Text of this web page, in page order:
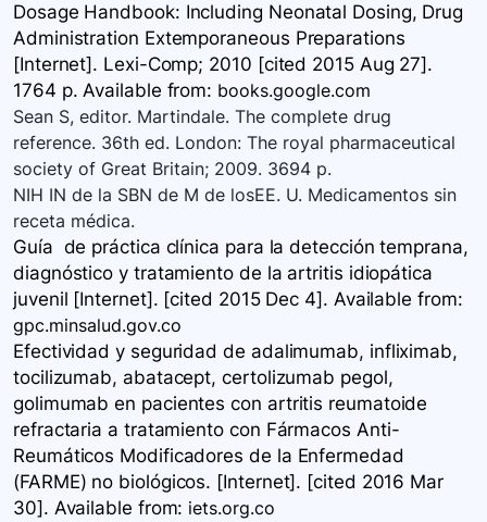
Dosage Handbook: Including Neonatal Dosing, Drug
Administration Extemporaneous Preparations
[Internet]. Lexi-Comp; 2010 [cited 2015 Aug 27].
1764 p. Available from: books.google.com
Sean S, editor. Martindale. The complete drug
reference. 36th ed. London: The royal pharmaceutical
society of Great Britain; 2009. 3694 p.
NIH IN de la SBN de M de losEE. U. Medicamentos sin
receta médica.
Guía de práctica clínica para la detección temprana,
diagnóstico y tratamiento de la artritis idiopática
juvenil [Internet]. [cited 2015 Dec 4]. Available from:
gpc.minsalud.gov.co
Efectividad y seguridad de adalimumab, infliximab,
tocilizumab, abatacept, certolizumab pegol,
golimumab en pacientes con artritis reumatoide
refractaria a tratamiento con Fármacos Anti-
Reumáticos Modificadores de la Enfermedad
(FARME) no biológicos. [Internet]. [cited 2016 Mar
30]. Available from: iets.org.co